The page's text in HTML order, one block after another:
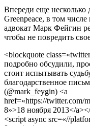
Впереди еще несколько
Greenpeace, в том
адвокат Марк Фейгин
чтобы не повредить
<blockquote
подробно обсудили,
стоит испытывать
благодарственное
(@mark_feygin) <a
href=«https://twitter.com/
8»>18 ноября 2013</
<script async src=«//